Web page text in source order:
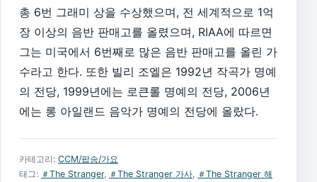
총 6번 그래미 상을 수상했으며, 전 세계적으로 1억
장 이상의 음반 판매고를 올렸으며, RIAA에 따르면
그는 미국에서 6번째로 많은 음반 판매고를 올린 가
수라고 한다. 또한 빌리 조엘은 1992년 작곡가 명예
의 전당, 1999년에는 로큰롤 명예의 전당, 2006년
에는 롱 아일랜드 음악가 명예의 전당에 올랐다.
카테고리: CCM/팝송/가요
태그: ＃The Stranger, ＃The Stranger 가사
＃The Stranger 해